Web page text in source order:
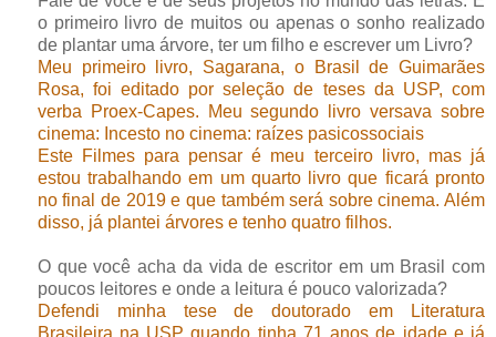
o primeiro livro de muitos ou apenas o sonho realizado
de plantar uma árvore, ter um filho e escrever um Livro?
Meu primeiro livro, Sagarana, o Brasil de Guimarães
Rosa, foi editado por seleção de teses da USP, com
verba Proex-Capes. Meu segundo livro versava sobre
cinema: Incesto no cinema: raízes pasicossociais
Este Filmes para pensar é meu terceiro livro, mas já
estou trabalhando em um quarto livro que ficará pronto
no final de 2019 e que também será sobre cinema. Além
disso, já plantei árvores e tenho quatro filhos.
O que você acha da vida de escritor em um Brasil com
poucos leitores e onde a leitura é pouco valorizada?
Defendi minha tese de doutorado em Literatura